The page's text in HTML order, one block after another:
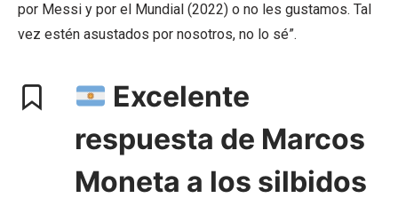
por Messi y por el Mundial (2022) o no les gustamos. Tal
vez estén asustados por nosotros, no lo sé”.
Excelente
respuesta de Marcos
Moneta a los silbidos